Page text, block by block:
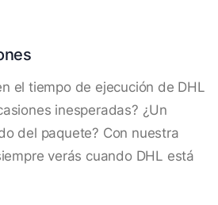
el tiempo de ejecución de DHL
inesperadas? ¿Un
del paquete? Con nuestra
verás cuando DHL está